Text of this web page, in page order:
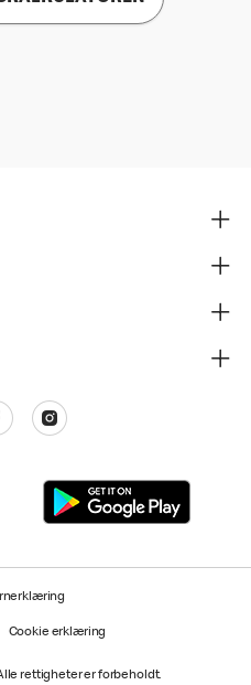
Cookie erklæring
rettigheter er forbeholdt.